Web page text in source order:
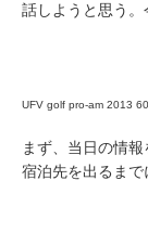
話しようと思う。
UFV golf pro-am 2013
まず、当日の情
宿泊先を出るまで